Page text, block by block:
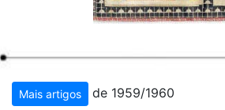
Mais artigos de 1959/1960